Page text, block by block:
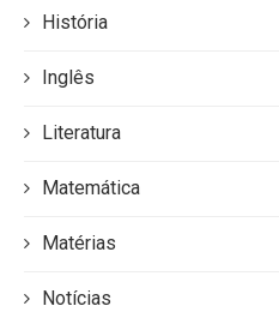
História
Inglês
Literatura
Matemática
Matérias
Notícias